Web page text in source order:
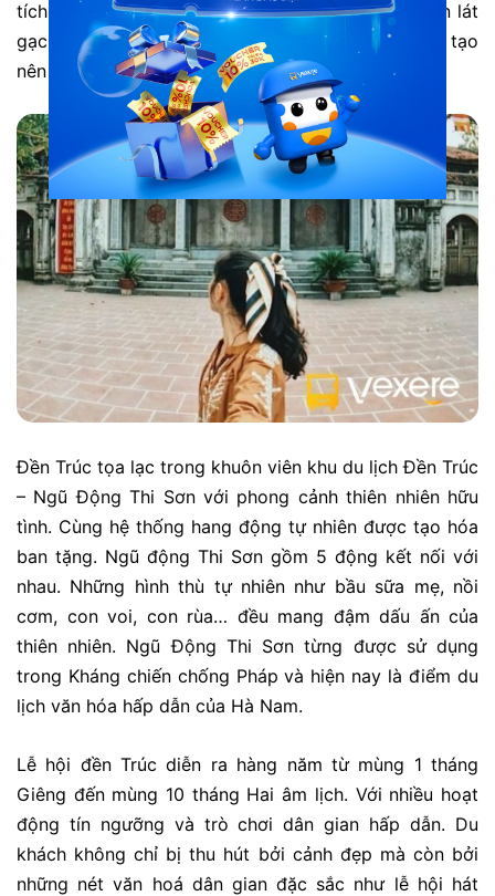
tích của rừng trúc xưa vẫn còn vương lại. Sân đền lát
gạch bát đỏ, hai cây sanh cổ thụ che bóng mát, tạo
nên một không gian trang nhã và yên bình.
Đền Trúc tọa lạc trong khuôn viên khu du lịch Đền Trúc
– Ngũ Động Thi Sơn với phong cảnh thiên nhiên hữu
tình. Cùng hệ thống hang động tự nhiên được tạo hóa
ban tặng. Ngũ động Thi Sơn gồm 5 động kết nối với
nhau. Những hình thù tự nhiên như bầu sữa mẹ, nồi
cơm, con voi, con rùa… đều mang đậm dấu ấn của
thiên nhiên. Ngũ Động Thi Sơn từng được sử dụng
trong Kháng chiến chống Pháp và hiện nay là điểm du
lịch văn hóa hấp dẫn của Hà Nam.
Lễ hội đền Trúc diễn ra hàng năm từ mùng 1 tháng
Giêng đến mùng 10 tháng Hai âm lịch. Với nhiều hoạt
động tín ngưỡng và trò chơi dân gian hấp dẫn. Du
khách không chỉ bị thu hút bởi cảnh đẹp mà còn bởi
những nét văn hoá dân gian đặc sắc như lễ hội hát